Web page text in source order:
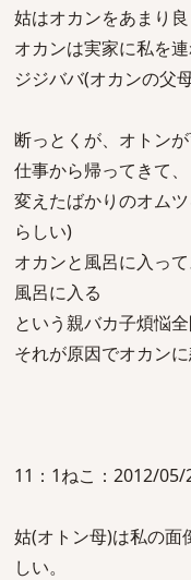
姑はオカンをあまり良
オカンは実家に私を連
ジジババ(オカンの父
断っとくが、オトン
仕事から帰ってきて、
変えたばかりのオム
らしい)
オカンと風呂に入っ
風呂に入る
という親バカ子煩悩
それが原因でオカン
11：1ねこ：2012/
姑(オトン母)は私の面
しい。